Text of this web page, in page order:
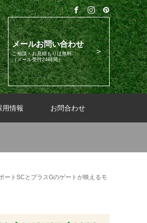
メールお問い合わせ
ご相談・お見積もりは無料
（メール受付24時間）
用情報 お問合わせ
トSCとプラスGのゲートが映えるモ